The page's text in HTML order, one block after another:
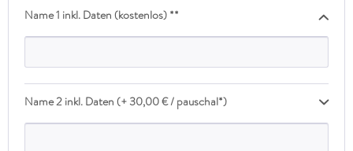
Name 1 inkl. Daten (kostenlos) **
Name 2 inkl. Daten (+ 30,00 € / pauschal*)